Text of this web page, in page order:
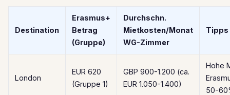
Destination
Erasmus+
Betrag
(Gruppe)
Durchschn.
Mietkosten/Monat
WG-Zimmer
Tipps
London
EUR 620
(Gruppe 1)
GBP 900-1.200 (ca.
EUR 1.050-1.400)
Hohe
50-